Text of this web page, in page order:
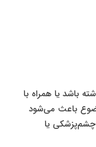
باشد یا همراه با
باعث می‌شود
یا